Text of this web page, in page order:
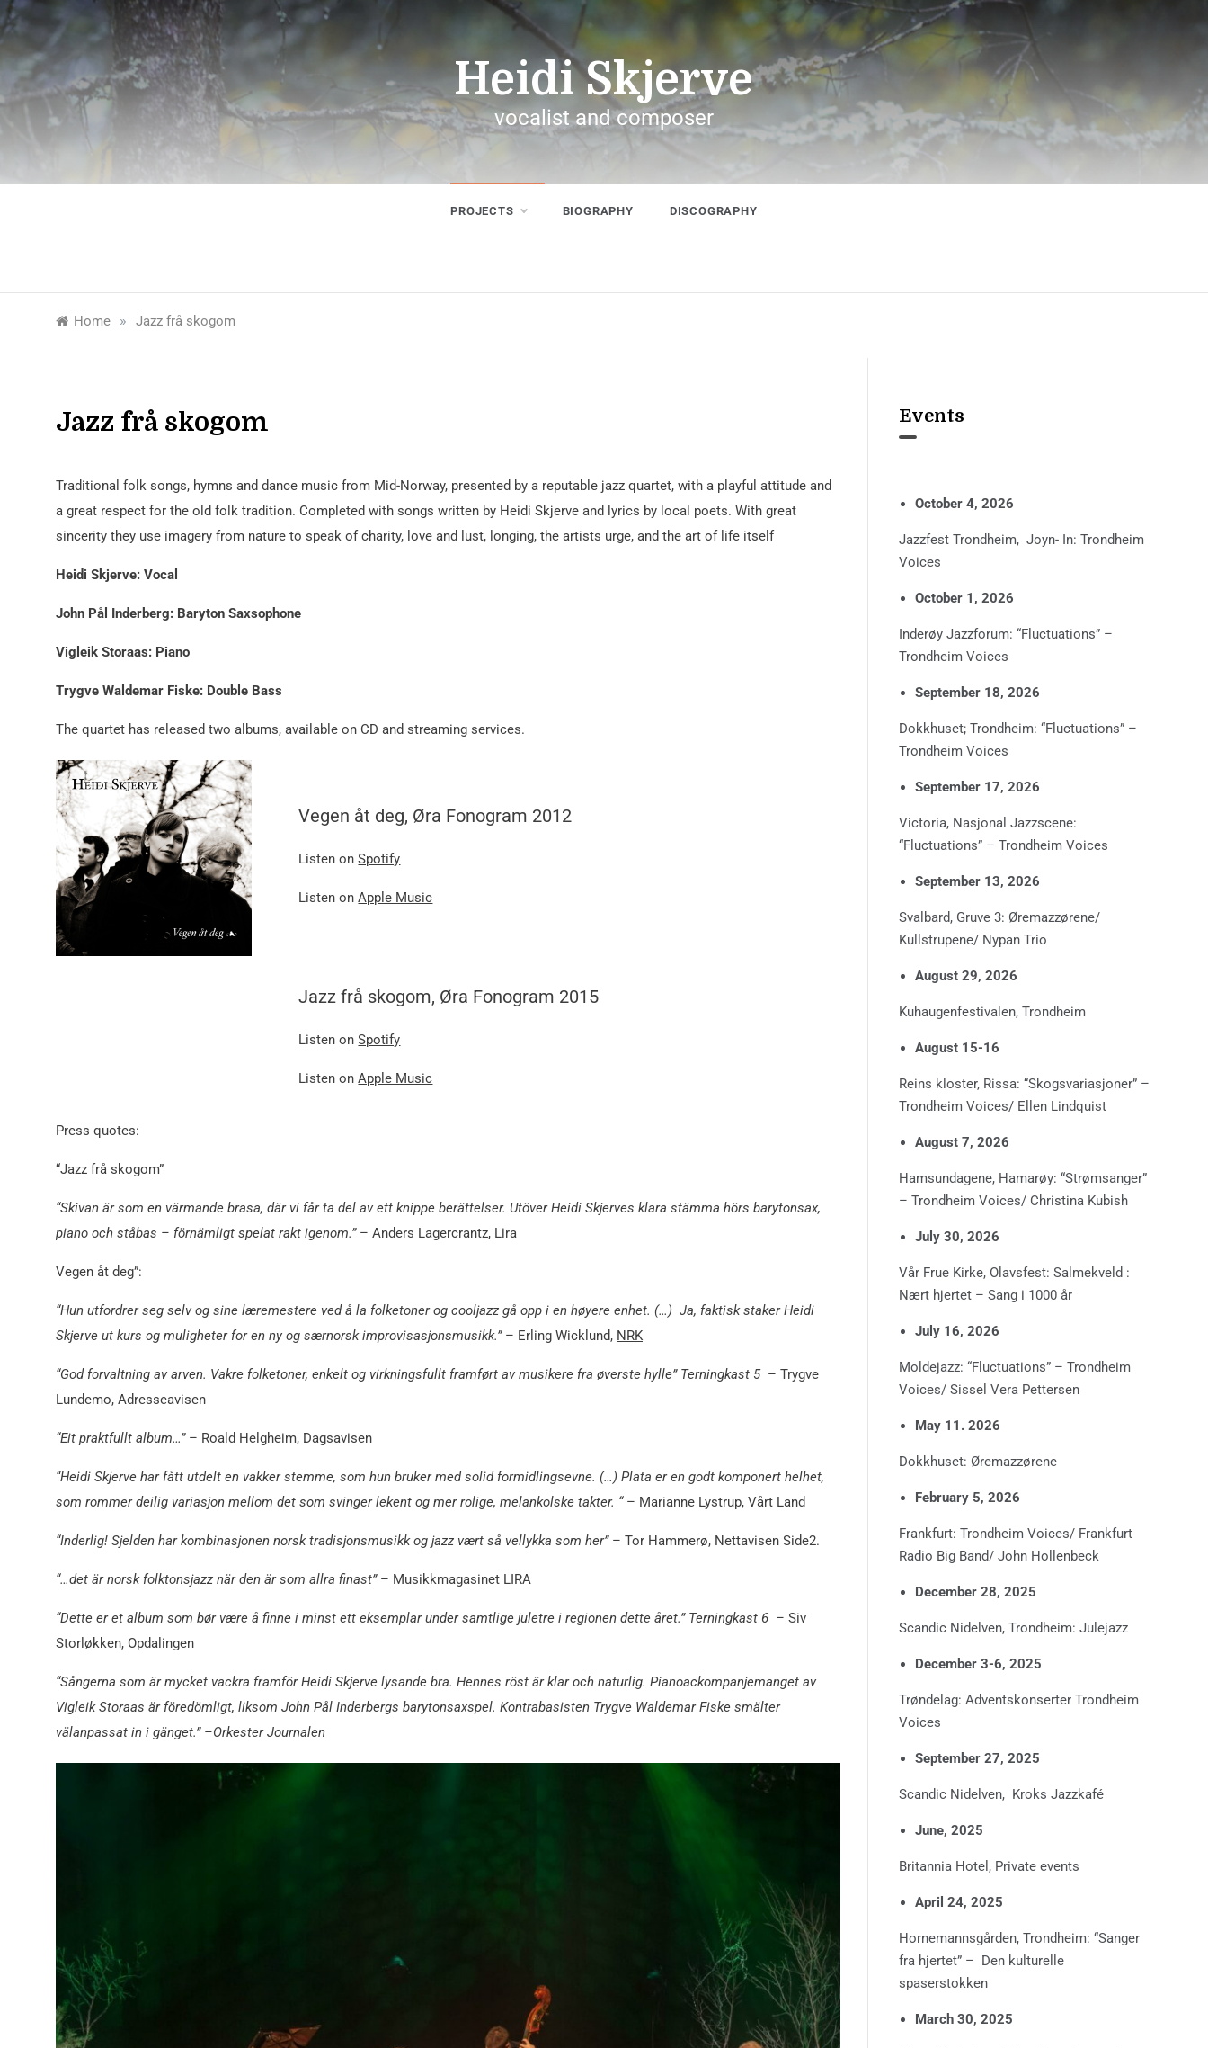
Skip
to
content
Heidi Skjerve
vocalist and composer
PROJECTS BIOGRAPHY DISCOGRAPHY
Home » Jazz frå skogom
Jazz frå skogom
Traditional folk songs, hymns and dance music from Mid-Norway, presented by a reputable jazz quartet, with a playful attitude and
a great respect for the old folk tradition. Completed with songs written by Heidi Skjerve and lyrics by local poets. With great
sincerity they use imagery from nature to speak of charity, love and lust, longing, the artists urge, and the art of life itself
Heidi Skjerve: Vocal
John Pål Inderberg: Baryton Saxsophone
Vigleik Storaas: Piano
Trygve Waldemar Fiske: Double Bass
The quartet has released two albums, available on CD and streaming services.
Vegen åt deg, Øra Fonogram 2012
Listen onSpotify
Listen onApple Music
Jazz frå skogom, Øra Fonogram 2015
Listen onSpotify
Listen onApple Music
Press quotes:
“Jazz frå skogom”
“Skivan är som en värmande brasa, där vi får ta del av ett knippe berättelser. Utöver Heidi Skjerves klara stämma hörs barytonsax,
piano och ståbas – förnämligt spelat rakt igenom.” – Anders Lagercrantz, Lira
Vegen åt deg”:
“Hun utfordrer seg selv og sine læremestere ved å la folketoner og cooljazz gå opp i en høyere enhet. (…) Ja, faktisk staker Heidi
Skjerve ut kurs og muligheter for en ny og særnorsk improvisasjonsmusikk.”– Erling Wicklund, NRK
“God forvaltning av arven. Vakre folketoner, enkelt og virkningsfullt framført av musikere fra øverste hylle” Terningkast 5– Trygve
Lundemo, Adresseavisen
“Eit praktfullt album…” – Roald Helgheim, Dagsavisen
“Heidi Skjerve har fått utdelt en vakker stemme, som hun bruker med solid formidlingsevne. (…) Plata er en godt komponert helhet,
som rommer deilig variasjon mellom det som svinger lekent og mer rolige, melankolske takter. “– Marianne Lystrup, Vårt Land
“Inderlig! Sjelden har kombinasjonen norsk tradisjonsmusikk og jazz vært så vellykka som her”– Tor Hammerø, Nettavisen Side2.
“…det är norsk folktonsjazz när den är som allra finast” – Musikkmagasinet LIRA
“Dette er et album som bør være å finne i minst ett eksemplar under samtlige juletre i regionen dette året.” Terningkast 6 – Siv
Storløkken, Opdalingen
“Sångerna som är mycket vackra framför Heidi Skjerve lysande bra. Hennes röst är klar och naturlig. Pianoackompanjemanget av
Vigleik Storaas är föredömligt, liksom John Pål Inderbergs barytonsaxspel. Kontrabasisten Trygve Waldemar Fiske smälter
välanpassat in i gänget.” –Orkester Journalen
Events
October 4, 2026
Jazzfest Trondheim, Joyn- In: Trondheim
Voices
October 1, 2026
Inderøy Jazzforum: “Fluctuations” –
Trondheim Voices
September 18, 2026
Dokkhuset; Trondheim: “Fluctuations” –
Trondheim Voices
September 17, 2026
Victoria, Nasjonal Jazzscene:
“Fluctuations” – Trondheim Voices
September 13, 2026
Svalbard, Gruve 3: Øremazzørene/
Kullstrupene/ Nypan Trio
August 29, 2026
Kuhaugenfestivalen, Trondheim
August 15-16
Reins kloster, Rissa: “Skogsvariasjoner” –
Trondheim Voices/ Ellen Lindquist
August 7, 2026
Hamsundagene, Hamarøy: “Strømsanger”
– Trondheim Voices/ Christina Kubish
July 30, 2026
Vår Frue Kirke, Olavsfest: Salmekveld :
Nært hjertet – Sang i 1000 år
July 16, 2026
Moldejazz: “Fluctuations” – Trondheim
Voices/ Sissel Vera Pettersen
May 11. 2026
Dokkhuset: Øremazzørene
February 5, 2026
Frankfurt: Trondheim Voices/ Frankfurt
Radio Big Band/ John Hollenbeck
December 28, 2025
Scandic Nidelven, Trondheim: Julejazz
December 3-6, 2025
Trøndelag: Adventskonserter Trondheim
Voices
September 27, 2025
Scandic Nidelven, Kroks Jazzkafé
June, 2025
Britannia Hotel, Private events
April 24, 2025
Hornemannsgården, Trondheim: “Sanger
fra hjertet” – Den kulturelle
spaserstokken
March 30, 2025